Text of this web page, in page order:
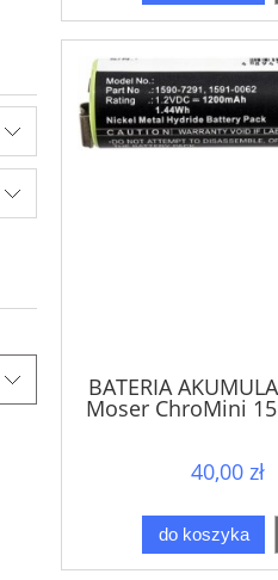
BATERIA
Moser ChroMini
40,00 zł
do koszyka